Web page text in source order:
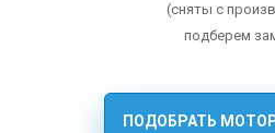
(сняты с
подберем
ПОДОБРАТЬ